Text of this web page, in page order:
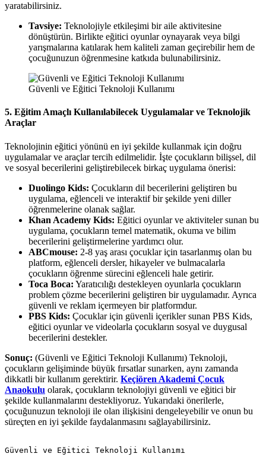
yaratabilirsiniz.
Tavsiye: Teknolojiyle etkileşimi bir aile aktivitesine
dönüştürün. Birlikte eğitici oyunlar oynayarak veya bilgi
yarışmalarına katılarak hem kaliteli zaman geçirebilir hem de
çocuğunuzun öğrenmesine katkıda bulunabilirsiniz.
Güvenli ve Eğitici Teknoloji Kullanımı
5. Eğitim Amaçlı Kullanılabilecek Uygulamalar ve Teknolojik
Araçlar
Teknolojinin eğitici yönünü en iyi şekilde kullanmak için doğru
uygulamalar ve araçlar tercih edilmelidir. İşte çocukların bilişsel, dil
ve sosyal becerilerini geliştirebilecek birkaç uygulama önerisi:
Duolingo Kids: Çocukların dil becerilerini geliştiren bu
uygulama, eğlenceli ve interaktif bir şekilde yeni diller
öğrenmelerine olanak sağlar.
Khan Academy Kids: Eğitici oyunlar ve aktiviteler sunan bu
uygulama, çocukların temel matematik, okuma ve bilim
becerilerini geliştirmelerine yardımcı olur.
ABCmouse: 2-8 yaş arası çocuklar için tasarlanmış olan bu
platform, eğlenceli dersler, hikayeler ve bulmacalarla
çocukların öğrenme sürecini eğlenceli hale getirir.
Toca Boca: Yaratıcılığı destekleyen oyunlarla çocukların
problem çözme becerilerini geliştiren bir uygulamadır. Ayrıca
güvenli ve reklam içermeyen bir platformdur.
PBS Kids: Çocuklar için güvenli içerikler sunan PBS Kids,
eğitici oyunlar ve videolarla çocukların sosyal ve duygusal
becerilerini destekler.
Sonuç: (Güvenli ve Eğitici Teknoloji Kullanımı) Teknoloji,
çocukların gelişiminde büyük fırsatlar sunarken, aynı zamanda
dikkatli bir kullanım gerektirir. Keçiören Akademi Çocuk
Anaokulu olarak, çocukların teknolojiyi güvenli ve eğitici bir
şekilde kullanmalarını destekliyoruz. Yukarıdaki önerilerle,
çocuğunuzun teknoloji ile olan ilişkisini dengeleyebilir ve onun bu
süreçten en iyi şekilde faydalanmasını sağlayabilirsiniz.
Güvenli ve Eğitici Teknoloji Kullanımı